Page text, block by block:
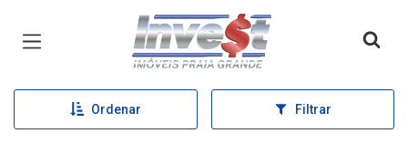
Página inicial
Ordenar Filtrar